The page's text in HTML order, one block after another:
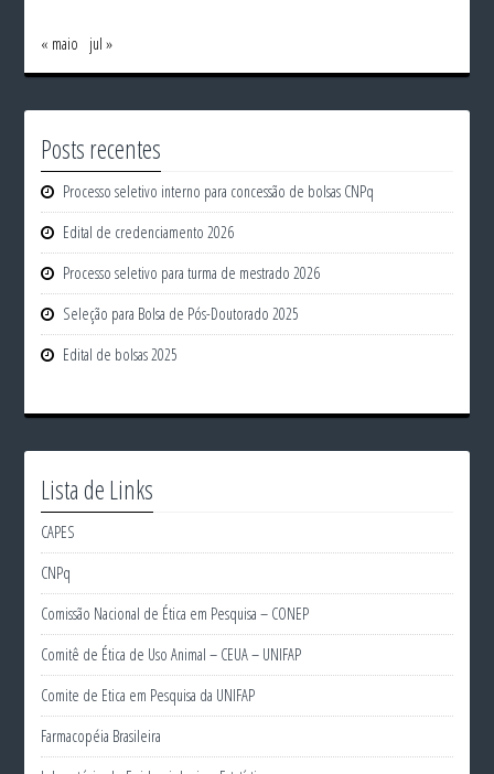
« maio jul »
Posts recentes
Processo seletivo interno para concessão de bolsas CNPq
Edital de credenciamento 2026
Processo seletivo para turma de mestrado 2026
Seleção para Bolsa de Pós-Doutorado 2025
Edital de bolsas 2025
Lista de Links
CAPES
CNPq
Comissão Nacional de Ética em Pesquisa – CONEP
Comitê de Ética de Uso Animal – CEUA – UNIFAP
Comite de Etica em Pesquisa da UNIFAP
Farmacopéia Brasileira